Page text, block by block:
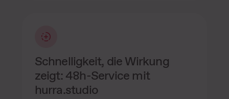
Schnelligkeit, die Wirkung
zeigt: 48h-Service mit
hurra.studio